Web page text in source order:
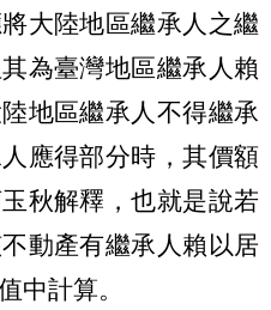
大陸地區繼承人之繼
為臺灣地區繼承人賴
地區繼承人不得繼承
應得部分時，其價額
秋解釋，也就是說若
動產有繼承人賴以居
中計算。